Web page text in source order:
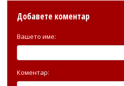
Добавете коментар
Вашето име:
Коментар: